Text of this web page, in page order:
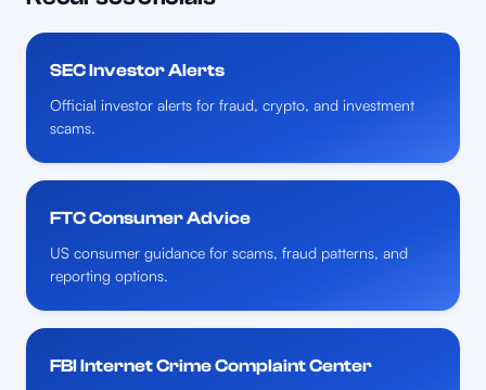
SEC Investor Alerts
Official investor alerts for fraud, crypto, and investment
scams.
FTC Consumer Advice
US consumer guidance for scams, fraud patterns, and
reporting options.
FBI Internet Crime Complaint Center